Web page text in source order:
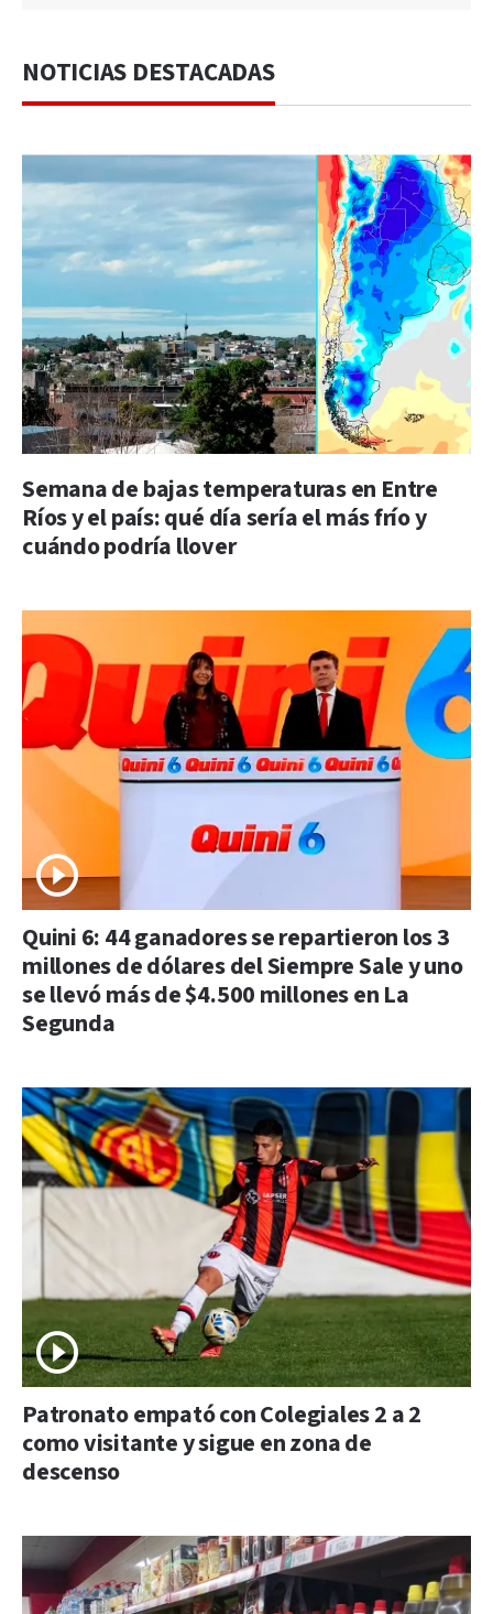
NOTICIAS DESTACADAS
Semana de bajas temperaturas en Entre
Ríos y el país: qué día sería el más frío y
cuándo podría llover
Quini 6: 44 ganadores se repartieron los 3
millones de dólares del Siempre Sale y uno
se llevó más de $4.500 millones en La
Segunda
Patronato empató con Colegiales 2 a 2
como visitante y sigue en zona de
descenso